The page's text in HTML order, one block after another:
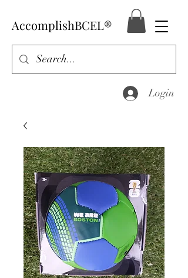
AccomplishBCEL®
Login